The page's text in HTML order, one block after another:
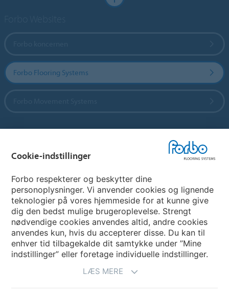
Forbo Flooring Systems
My Forbo
Nuway entrance systems
Cookie-indstillinger
Forbo respekterer og beskytter dine
personoplysninger. Vi anvender cookies og lignende
teknologier på vores hjemmeside for at kunne give
dig den bedst mulige brugeroplevelse. Strengt
nødvendige cookies anvendes altid, andre cookies
anvendes kun, hvis du accepterer disse. Du kan til
enhver tid tilbagekalde dit samtykke under ”Mine
indstillinger” eller foretage individuelle indstillinger.
LÆS MERE